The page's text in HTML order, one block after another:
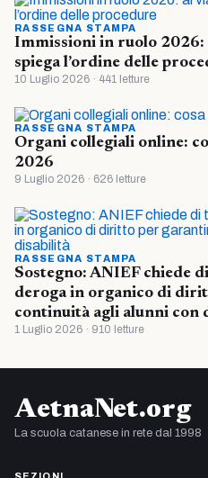
RASSEGNA STAMPA
Immissioni in ruolo 2026:
spiega l’ordine delle
10 Luglio 2026 · 441 letture
RASSEGNA STAMPA
Organi collegiali online:
2026
9 Luglio 2026 · 626 letture
RASSEGNA STAMPA
Sostegno: ANIEF chiede
deroga in organico di
continuità agli alunni con
1 Luglio 2026 · 910 letture
AetnaNet.org
La scuola catanese in rete dal 1998